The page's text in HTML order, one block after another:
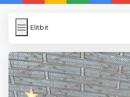
Elitbit
Elitbit
Bilder Hochladen
Wordpress Cache